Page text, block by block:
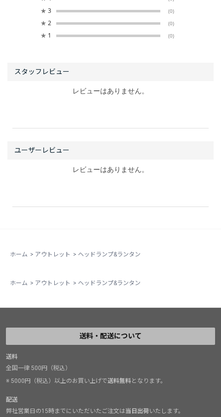
★ 3 (0)
★ 2 (0)
★ 1 (0)
レビューはありません。
レビューはありません。
ホーム > アウトレット > ヘッドランプ&ランタン
ホーム > アウトレット > ヘッドランプ&ランタン
送料・配送について
送料
全国一律 500円（税込）
※ 5000円（税込）以上のお買い上げで送料無料となります。
配送
弊社営業日の15時までにいただいたご注文は当日出荷いたします。